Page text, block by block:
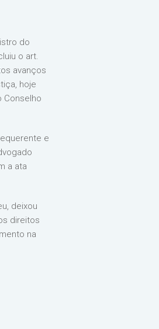
do
o art.
avanços
hoje
Conselho
e
a ata
deixou
direitos
na